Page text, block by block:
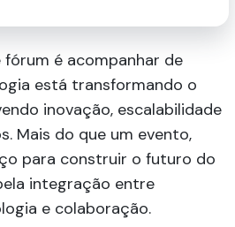
é acompanhar de
está transformando o
inovação, escalabilidade
Mais do que um evento,
para construir o futuro do
integração entre
e colaboração.